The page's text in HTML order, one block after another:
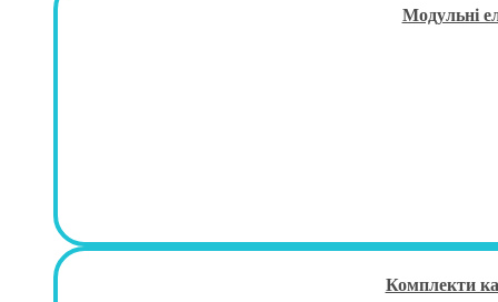
Модульні
Комплекти